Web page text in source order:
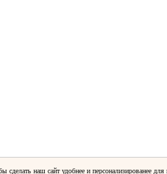
наш сайт удобнее и персонализированее для